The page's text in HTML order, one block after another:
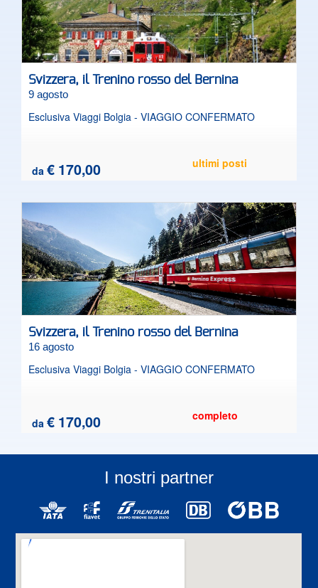
Svizzera, il Trenino rosso del Bernina
9 agosto
Esclusiva Viaggi Bolgia - VIAGGIO CONFERMATO
da € 170,00 ultimi posti
Svizzera, il Trenino rosso del Bernina
16 agosto
Esclusiva Viaggi Bolgia - VIAGGIO CONFERMATO
da € 170,00 completo
I nostri partner